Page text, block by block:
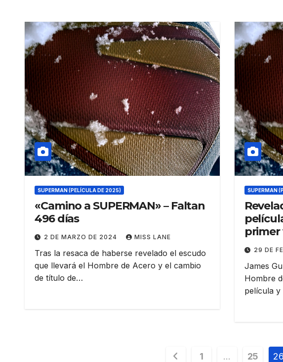
SUPERMAN (PELÍCULA DE 2025)
«Camino a SUPERMAN» – Faltan
496 días
2 DE MARZO DE 2024 MISS LANE
Tras la resaca de haberse revelado el escudo
que llevará el Hombre de Acero y el cambio
de título de…
SUPERMAN
primer
29 DE
James
Hombre
película
Paginación
1 … 25 26